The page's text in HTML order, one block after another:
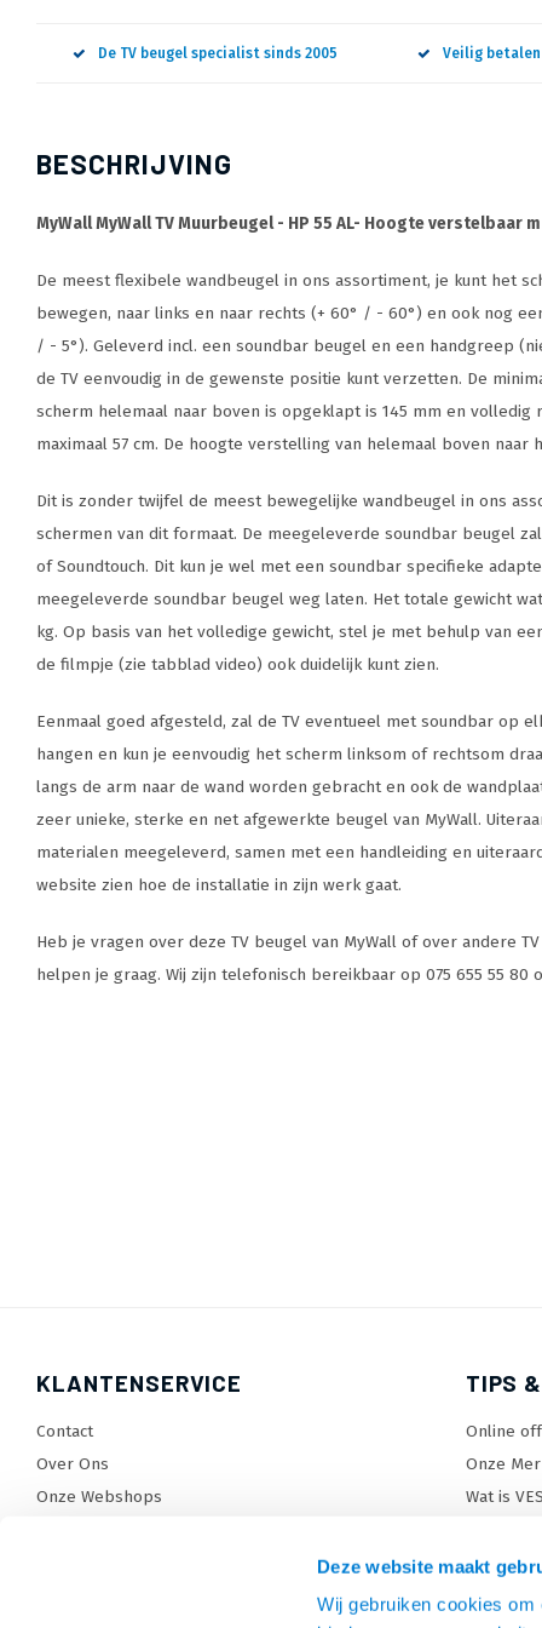
Deze website maakt
Wij gebruiken cookies
De TV beugel specialist sinds 2005 Veilig
BESCHRIJVING
MyWall MyWall TV Muurbeugel - HP 55 AL- Hoogte verstelbaar
De meest flexibele wandbeugel in ons assortiment, je kunt het
bewegen, naar links en naar rechts (+ 60° / - 60°) en ook nog
/ - 5°). Geleverd incl. een soundbar beugel en een handgreep
de TV eenvoudig in de gewenste positie kunt verzetten. De
scherm helemaal naar boven is opgeklapt is 145 mm en volledig
maximaal 57 cm. De hoogte verstelling van helemaal boven naar
Dit is zonder twijfel de meest bewegelijke wandbeugel in ons
schermen van dit formaat. De meegeleverde soundbar beugel
of Soundtouch. Dit kun je wel met een soundbar specifieke
meegeleverde soundbar beugel weg laten. Het totale gewicht
kg. Op basis van het volledige gewicht, stel je met behulp van
de filmpje (zie tabblad video) ook duidelijk kunt zien.
Eenmaal goed afgesteld, zal de TV eventueel met soundbar op
hangen en kun je eenvoudig het scherm linksom of rechtsom
langs de arm naar de wand worden gebracht en ook de
zeer unieke, sterke en net afgewerkte beugel van MyWall.
materialen meegeleverd, samen met een handleiding en
website zien hoe de installatie in zijn werk gaat.
Heb je vragen over deze TV beugel van MyWall of over andere
helpen je graag. Wij zijn telefonisch bereikbaar op 075 655 55
KLANTENSERVICE
Contact
Over Ons
Onze Webshops
TIPS
Online
Onze
Wat is
TV
TV lift